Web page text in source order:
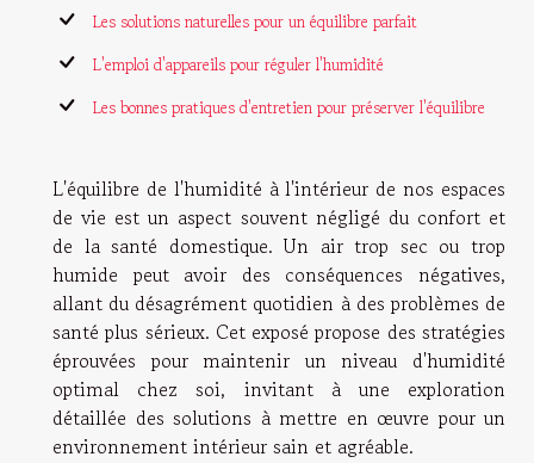
Les solutions naturelles pour un équilibre parfait
L'emploi d'appareils pour réguler l'humidité
Les bonnes pratiques d'entretien pour préserver l'équilibre
L'équilibre de l'humidité à l'intérieur de nos espaces
de vie est un aspect souvent négligé du confort et
de la santé domestique. Un air trop sec ou trop
humide peut avoir des conséquences négatives,
allant du désagrément quotidien à des problèmes de
santé plus sérieux. Cet exposé propose des stratégies
éprouvées pour maintenir un niveau d'humidité
optimal chez soi, invitant à une exploration
détaillée des solutions à mettre en œuvre pour un
environnement intérieur sain et agréable.